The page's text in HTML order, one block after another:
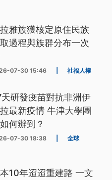
雅族獲核定原住民族
過程與族群分布一次
07-30 15:46 社福人權
研發疫苗對抗非洲伊
最新疫情 牛津大學團
何辦到？
07-30 18:38 全球
10年迢迢重建路 一文